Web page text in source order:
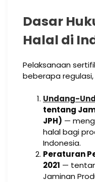
Dasar
Halal di
Pelaksanaan
beberapa
Undang-
tentang
JPH) —
halal bagi
Indonesia.
Peraturan
2021 —
Jaminan